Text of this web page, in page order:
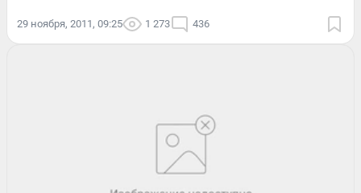
29 ноября, 2011, 09:25 1 273 436